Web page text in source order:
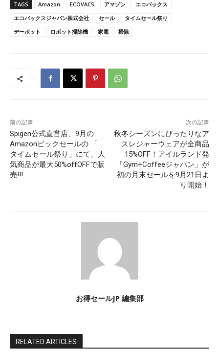
TAGS Amazon ECOVACS アマゾン
エコバックス
エコバックスジャパン株式会社
セール
タイムセール祭り
デーボット
ロボット掃除機 家電 掃除
前の記事
Spigen公式直営店、9月の
Amazonビックセールの 「
タイムセール祭り」にて、人
気商品が最大50%offOFFで販
売!!!
次の記事
秋冬シーズンにぴったりなア
スレジャーウェアが全商品
15%OFF！アイルランド発
「Gym+Coffeeジャパン」が
初の月末セールを9月21日よ
り開始！
お得セールJP 編集部
RELATED ARTICLES